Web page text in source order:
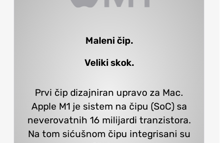
Maleni čip.
Veliki skok.
Prvi čip dizajniran upravo za Mac.
Apple M1 je sistem na čipu (SoC) sa
neverovatnih 16 milijardi tranzistora.
Na tom sićušnom čipu integrisani su